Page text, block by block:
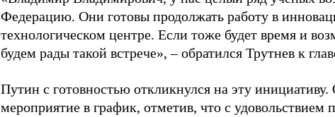
Федерацию. Они готовы продолжать работу в
технологическом центре. Если тоже будет время и
будем рады такой встрече», – обратился Трутнев к
Путин с готовностью откликнулся на эту
мероприятие в график, отметив, что с удовольствием